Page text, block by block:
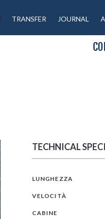
TRANSFER JOURNAL
TECHNICAL
LUNGHEZZA
VELOCITÀ
CABINE